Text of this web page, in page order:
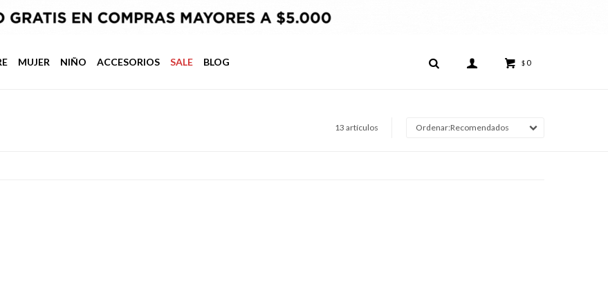
MUJER NIÑO ACCESORIOS SALE BLOG $ 0
13 artículos Recomendados